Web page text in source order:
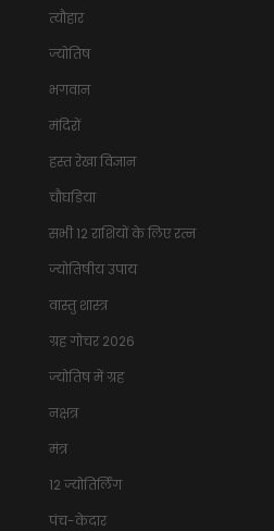
त्यौहार
ज्योतिष
भगवान
मंदिरों
हस्त रेखा विज्ञान
चौघडिया
सभी 12 राशियों के लिए रत्न
ज्योतिषीय उपाय
वास्तु शास्त्र
ग्रह गोचर 2026
ज्योतिष में ग्रह
नक्षत्र
मंत्र
12 ज्योतिर्लिंग
पंच-केदार